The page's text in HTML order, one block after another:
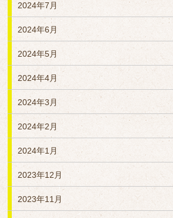
2024年7月
2024年6月
2024年5月
2024年4月
2024年3月
2024年2月
2024年1月
2023年12月
2023年11月